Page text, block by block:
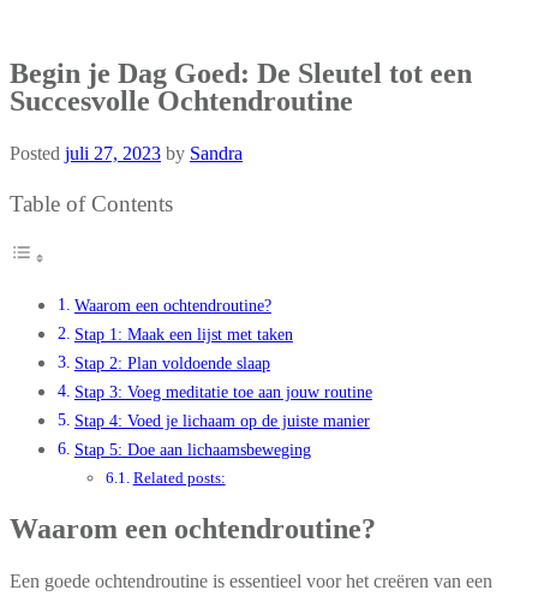
Begin je Dag Goed: De Sleutel tot een
Succesvolle Ochtendroutine
Posted juli 27, 2023 by Sandra
Table of Contents
Waarom een ochtendroutine?
Stap 1: Maak een lijst met taken
Stap 2: Plan voldoende slaap
Stap 3: Voeg meditatie toe aan jouw routine
Stap 4: Voed je lichaam op de juiste manier
Stap 5: Doe aan lichaamsbeweging
Related posts:
Waarom een ochtendroutine?
Een goede ochtendroutine is essentieel voor het creëren van een